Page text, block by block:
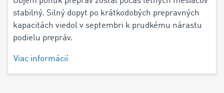
stabilný. Silný dopyt po krátkodobých prepravných
kapacitách viedol v septembri k prudkému nárastu
podielu prepráv.
Viac informácií